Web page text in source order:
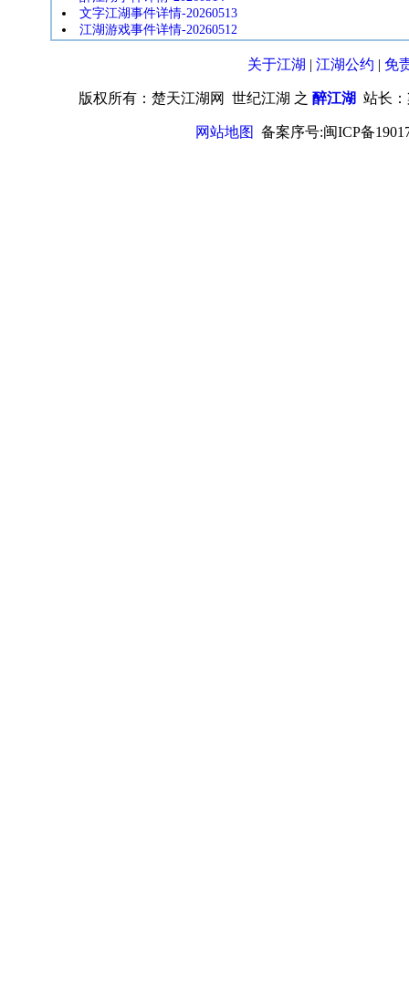
文字江湖事件详情-20260513
江湖游戏事件详情-20260512
关于江湖 | 江湖公约 | 免
版权所有：楚天江湖网 世纪江湖 之 醉江湖 站长
网站地图 备案序号:闽ICP备